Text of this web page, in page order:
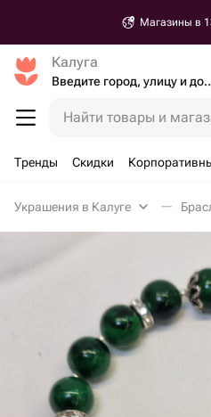
Магазины в
Калуга
Введите город,
Найти товары и
Тренды Скидки
Украшения в Калуге